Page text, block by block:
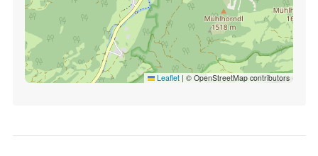
Leaflet | © OpenStreetMap contributors